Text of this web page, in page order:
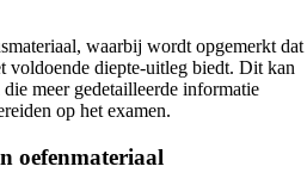
waarbij wordt opgemerkt dat
voldoende diepte-uitleg biedt. Dit kan
meer gedetailleerde informatie
op het examen.
oefenmateriaal